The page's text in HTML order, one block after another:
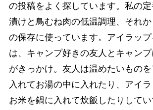
の投稿をよく探しています。私の
漬けと鳥むね肉の低温調理、それ
の保存に使っています。アイラッ
は、キャンプ好きの友人とキャン
がきっかけ。友人は温めたいもの
入れてお湯の中に入れたり、アイ
お米を鍋に入れて炊飯したりして